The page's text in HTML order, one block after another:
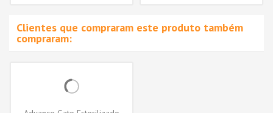
Clientes que compraram este produto também
compraram: